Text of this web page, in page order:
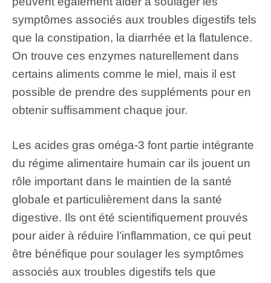
symptômes associés aux troubles digestifs tels
que la constipation, la diarrhée et la flatulence.
On trouve ces enzymes naturellement dans
certains aliments comme le miel, mais il est
possible de prendre des suppléments pour en
obtenir suffisamment chaque jour.
Les acides gras oméga-3 font partie intégrante
du régime alimentaire humain car ils jouent un
rôle important dans le maintien de la santé
globale et particulièrement dans la santé
digestive. Ils ont été scientifiquement prouvés
pour aider à réduire l’inflammation, ce qui peut
être bénéfique pour soulager les symptômes
associés aux troubles digestifs tels que